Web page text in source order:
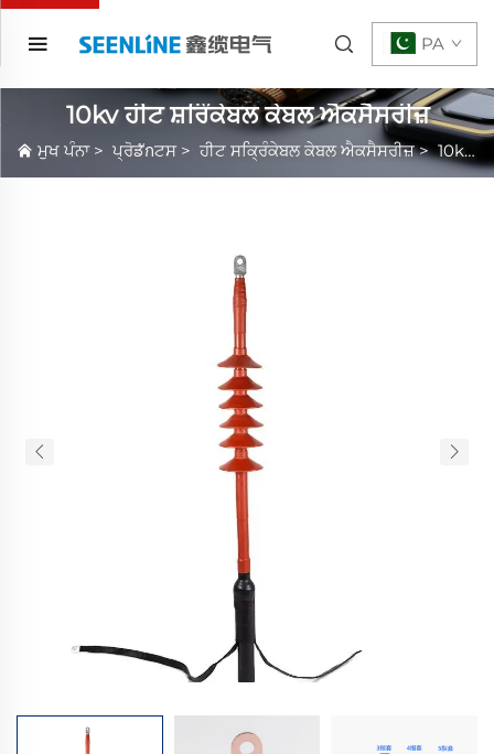
PA
10kv ਹੀਟ ਸ਼ਰਿੰਕੇਬਲ ਕੇਬਲ ਐਕਸੈਸਰੀਜ਼
ਮੁਖ ਪੰਨਾ> ਪ੍ਰੋਡักਟਸ > ਹੀਟ ਸਕ੍ਰਿੰਕੇਬਲ ਕੇਬਲ ਐਕਸੈਸਰੀਜ਼>10kv ਹੀਟ ਸ਼ਰਿੰਕੇਬਲ ਕੇਬਲ ਐਕਸੈਸਰੀਜ਼